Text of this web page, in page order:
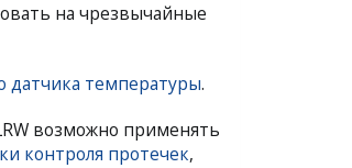
на чрезвычайные
датчика температуры.
возможно применять
контроля протечек,